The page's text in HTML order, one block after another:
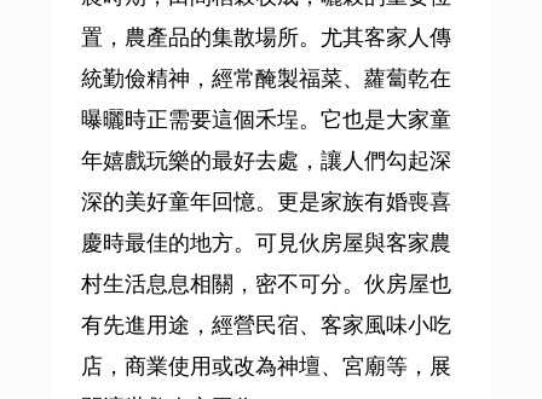
置，農產品的集散場所。尤其客家人傳
統勤儉精神，經常醃製福菜、蘿蔔乾在
曝曬時正需要這個禾埕。它也是大家童
年嬉戲玩樂的最好去處，讓人們勾起深
深的美好童年回憶。更是家族有婚喪喜
慶時最佳的地方。可見伙房屋與客家農
村生活息息相關，密不可分。伙房屋也
有先進用途，經營民宿、客家風味小吃
店，商業使用或改為神壇、宮廟等，展